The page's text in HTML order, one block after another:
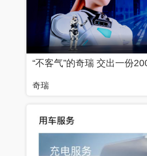
“不客气”的奇瑞 交出一份
奇瑞